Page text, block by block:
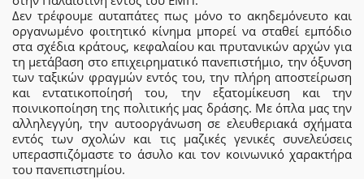
Δεν τρέφουμε αυταπάτες πως μόνο το ακηδεμόνευτο και
οργανωμένο φοιτητικό κίνημα μπορεί να σταθεί εμπόδιο
στα σχέδια κράτους, κεφαλαίου και πρυτανικών αρχών για
τη μετάβαση στο επιχειρηματικό πανεπιστήμιο, την όξυνση
των ταξικών φραγμών εντός του, την πλήρη αποστείρωση
και εντατικοποίησή του, την εξατομίκευση και την
ποινικοποίηση της πολιτικής μας δράσης. Με όπλα μας την
αλληλεγγύη, την αυτοοργάνωση σε ελευθεριακά σχήματα
εντός των σχολών και τις μαζικές γενικές συνελεύσεις
υπερασπιζόμαστε το άσυλο και τον κοινωνικό χαρακτήρα
του πανεπιστημίου.